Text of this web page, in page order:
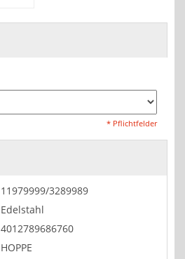
* Pflichtfelder
11979999/3289989
Edelstahl
4012789686760
HOPPE